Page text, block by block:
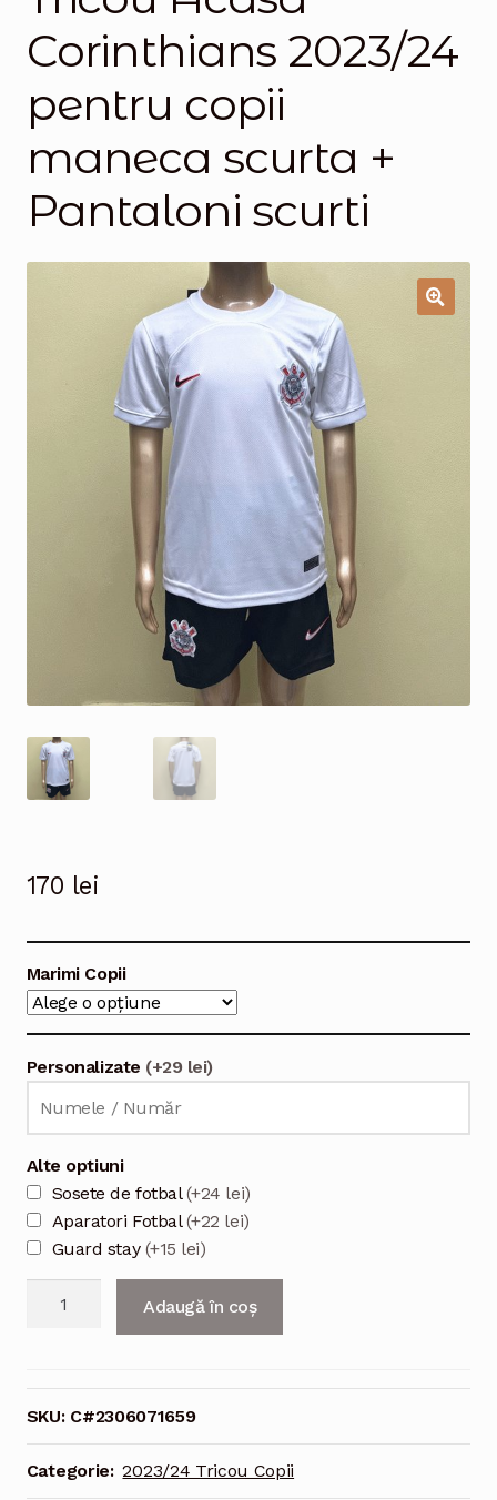
Magazinul
Corinthians 2023/24
pentru copii
maneca scurta +
Pantaloni scurti
170 lei
Marimi Copii
Personalizate (+29 lei)
Alte optiuni
Sosete de fotbal(+24 lei)
Aparatori Fotbal(+22 lei)
Guard stay (+15 lei)
maneca
Adaugă în coș
SKU: C#2306071659
Categorie: 2023/24 Tricou Copii